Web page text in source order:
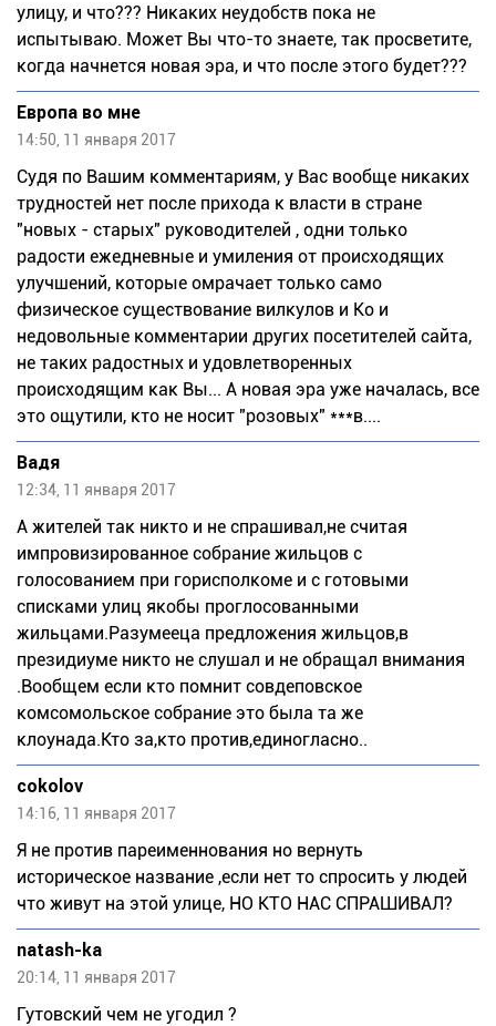
улицу, и что??? Никаких неудобств пока не
испытываю. Может Вы что-то знаете, так просветите,
когда начнется новая эра, и что после этого будет???
Европа во мне
14:50, 11 января 2017
Судя по Вашим комментариям, у Вас вообще никаких
трудностей нет после прихода к власти в стране
"новых - старых" руководителей , одни только
радости ежедневные и умиления от происходящих
улучшений, которые омрачает только само
физическое существование вилкулов и Ко и
недовольные комментарии других посетителей сайта,
не таких радостных и удовлетворенных
происходящим как Вы... А новая эра уже началась, все
это ощутили, кто не носит "розовых" ***в....
Вадя
12:34, 11 января 2017
А жителей так никто и не спрашивал,не считая
импровизированное собрание жильцов с
голосованием при горисполкоме и с готовыми
списками улиц якобы проглосованными
жильцами.Разумееца предложения жильцов,в
президиуме никто не слушал и не обращал внимания
.Вообщем если кто помнит совдеповское
комсомольское собрание это была та же
клоунада.Кто за,кто против,единогласно..
cokolov
14:16, 11 января 2017
Я не против пареименнования но вернуть
историческое название ,если нет то спросить у людей
что живут на этой улице, НО КТО НАС СПРАШИВАЛ?
natash-ka
20:14, 11 января 2017
Гутовский чем не угодил ?